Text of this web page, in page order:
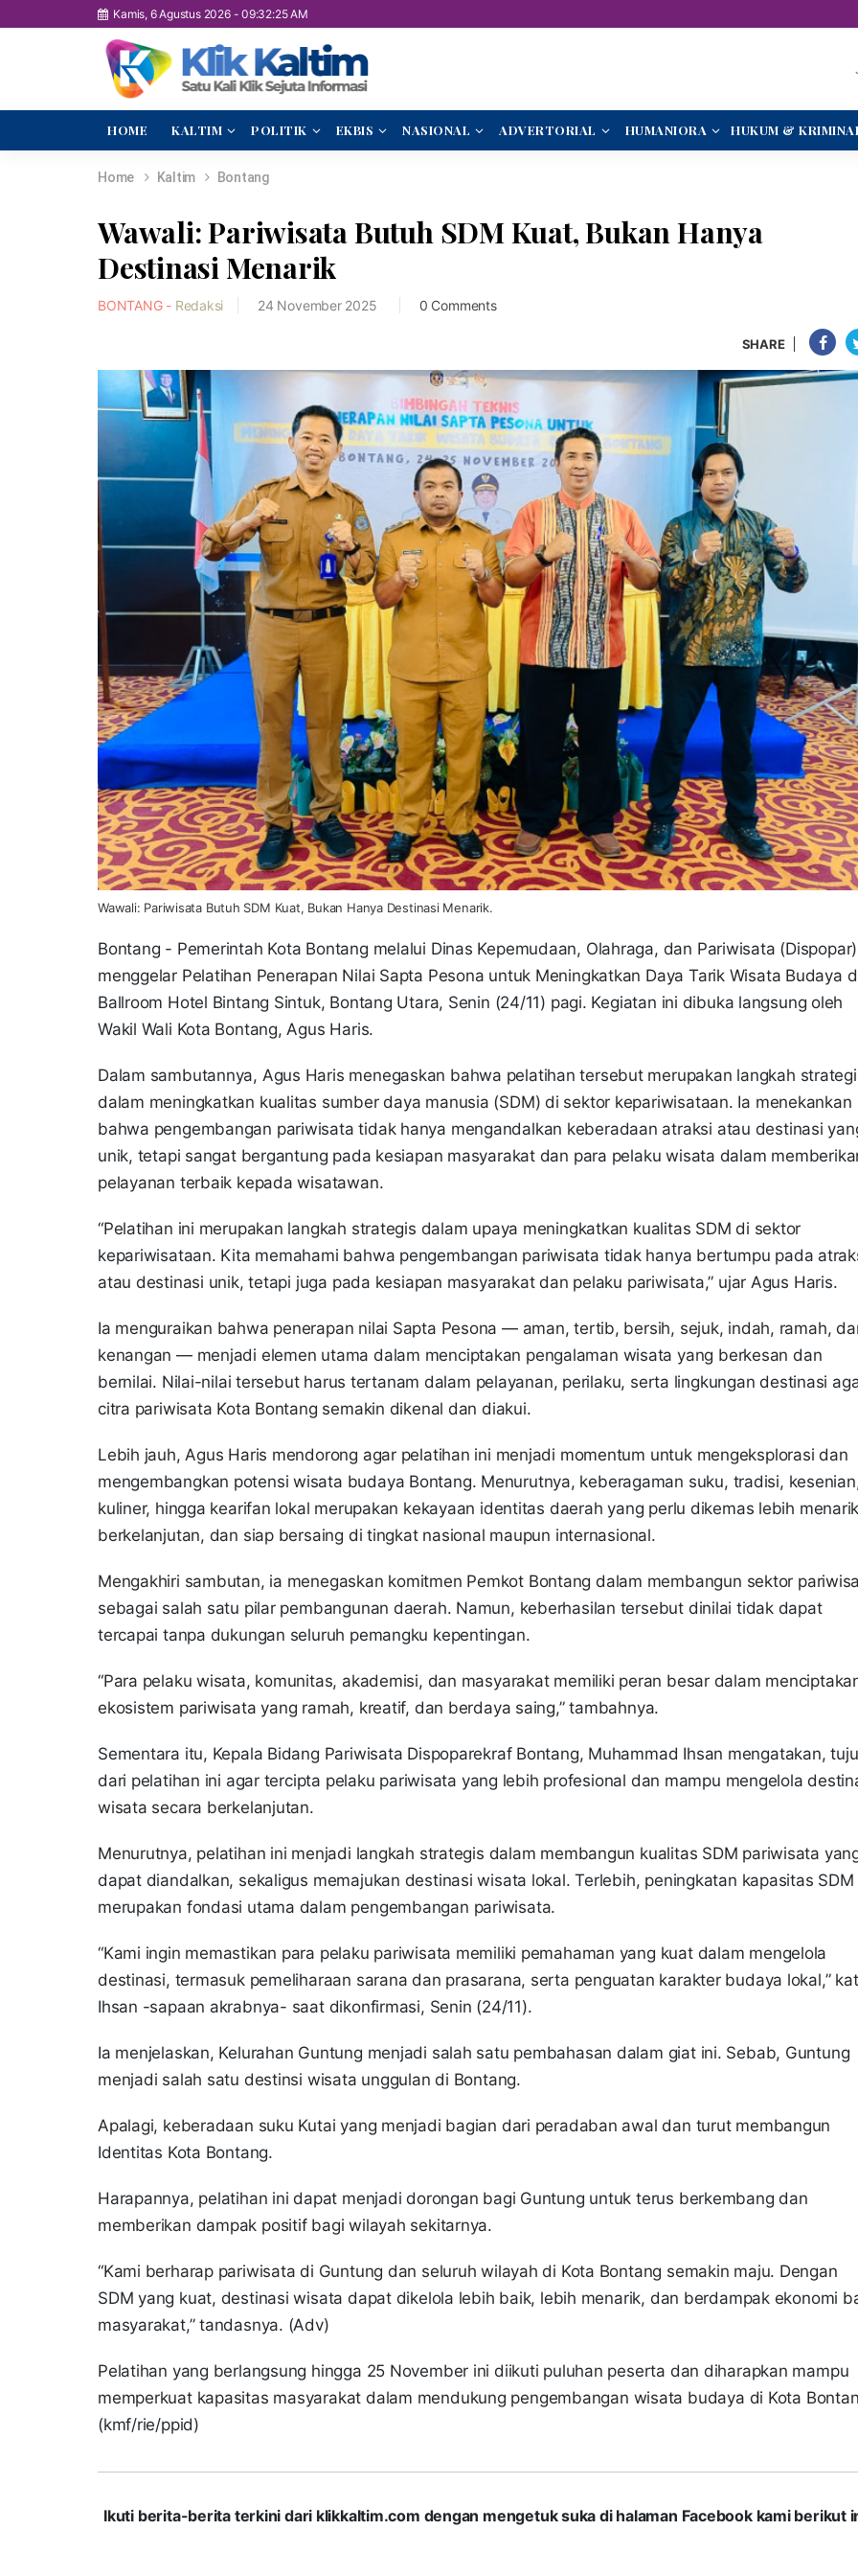
Kamis, 6 Agustus 2026-09:32:26 AM
HOME KALTIM POLITIK EKBIS NASIONAL ADVERTORIAL HUMANIORA HUKUM &
Home Kaltim Bontang
Wawali: Pariwisata Butuh SDM Kuat, Bukan Hanya
Destinasi Menarik
BONTANG - Redaksi 24 November 2025 0 Comments
SHARE
Wawali: Pariwisata Butuh SDM Kuat, Bukan Hanya Destinasi Menarik.
Bontang - Pemerintah Kota Bontang melalui Dinas Kepemudaan, Olahraga, dan Pariwisata (Dispopar)
menggelar Pelatihan Penerapan Nilai Sapta Pesona untuk Meningkatkan Daya Tarik Wisata Budaya
Ballroom Hotel Bintang Sintuk, Bontang Utara, Senin (24/11) pagi. Kegiatan ini dibuka langsung oleh
Wakil Wali Kota Bontang, Agus Haris.
Dalam sambutannya, Agus Haris menegaskan bahwa pelatihan tersebut merupakan langkah
dalam meningkatkan kualitas sumber daya manusia (SDM) di sektor kepariwisataan. Ia menekankan
bahwa pengembangan pariwisata tidak hanya mengandalkan keberadaan atraksi atau destinasi
unik, tetapi sangat bergantung pada kesiapan masyarakat dan para pelaku wisata dalam
pelayanan terbaik kepada wisatawan.
“Pelatihan ini merupakan langkah strategis dalam upaya meningkatkan kualitas SDM di sektor
kepariwisataan. Kita memahami bahwa pengembangan pariwisata tidak hanya bertumpu pada
atau destinasi unik, tetapi juga pada kesiapan masyarakat dan pelaku pariwisata,” ujar Agus Haris.
Ia menguraikan bahwa penerapan nilai Sapta Pesona — aman, tertib, bersih, sejuk, indah, ramah,
kenangan — menjadi elemen utama dalam menciptakan pengalaman wisata yang berkesan dan
bernilai. Nilai-nilai tersebut harus tertanam dalam pelayanan, perilaku, serta lingkungan destinasi
citra pariwisata Kota Bontang semakin dikenal dan diakui.
Lebih jauh, Agus Haris mendorong agar pelatihan ini menjadi momentum untuk mengeksplorasi dan
mengembangkan potensi wisata budaya Bontang. Menurutnya, keberagaman suku, tradisi,
kuliner, hingga kearifan lokal merupakan kekayaan identitas daerah yang perlu dikemas lebih
berkelanjutan, dan siap bersaing di tingkat nasional maupun internasional.
Mengakhiri sambutan, ia menegaskan komitmen Pemkot Bontang dalam membangun sektor
sebagai salah satu pilar pembangunan daerah. Namun, keberhasilan tersebut dinilai tidak dapat
tercapai tanpa dukungan seluruh pemangku kepentingan.
“Para pelaku wisata, komunitas, akademisi, dan masyarakat memiliki peran besar dalam
ekosistem pariwisata yang ramah, kreatif, dan berdaya saing,” tambahnya.
Sementara itu, Kepala Bidang Pariwisata Dispoparekraf Bontang, Muhammad Ihsan mengatakan,
dari pelatihan ini agar tercipta pelaku pariwisata yang lebih profesional dan mampu mengelola
wisata secara berkelanjutan.
Menurutnya, pelatihan ini menjadi langkah strategis dalam membangun kualitas SDM pariwisata
dapat diandalkan, sekaligus memajukan destinasi wisata lokal. Terlebih, peningkatan kapasitas SDM
merupakan fondasi utama dalam pengembangan pariwisata.
“Kami ingin memastikan para pelaku pariwisata memiliki pemahaman yang kuat dalam mengelola
destinasi, termasuk pemeliharaan sarana dan prasarana, serta penguatan karakter budaya lokal,”
Ihsan -sapaan akrabnya- saat dikonfirmasi, Senin (24/11).
Ia menjelaskan, Kelurahan Guntung menjadi salah satu pembahasan dalam giat ini. Sebab, Guntung
menjadi salah satu destinsi wisata unggulan di Bontang.
Apalagi, keberadaan suku Kutai yang menjadi bagian dari peradaban awal dan turut membangun
Identitas Kota Bontang.
Harapannya, pelatihan ini dapat menjadi dorongan bagi Guntung untuk terus berkembang dan
memberikan dampak positif bagi wilayah sekitarnya.
“Kami berharap pariwisata di Guntung dan seluruh wilayah di Kota Bontang semakin maju. Dengan
SDM yang kuat, destinasi wisata dapat dikelola lebih baik, lebih menarik, dan berdampak ekonomi
masyarakat,” tandasnya. (Adv)
Pelatihan yang berlangsung hingga 25 November ini diikuti puluhan peserta dan diharapkan mampu
memperkuat kapasitas masyarakat dalam mendukung pengembangan wisata budaya di Kota
(kmf/rie/ppid)
Ikuti berita-berita terkini dari klikkaltim.com dengan mengetuk suka di halaman Facebook kami berikut